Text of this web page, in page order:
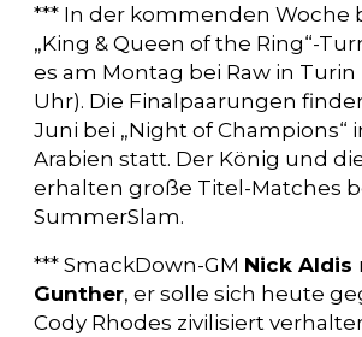
*** In der kommenden Woche
„King & Queen of the Ring“-
es am Montag bei Raw in Turin
Uhr). Die Finalpaarungen
Juni bei „Night of Champions“
Arabien statt. Der König und
erhalten große Titel-Matches
SummerSlam.
*** SmackDown-GM Nick Aldis
Gunther, er solle sich heute
Cody Rhodes zivilisiert